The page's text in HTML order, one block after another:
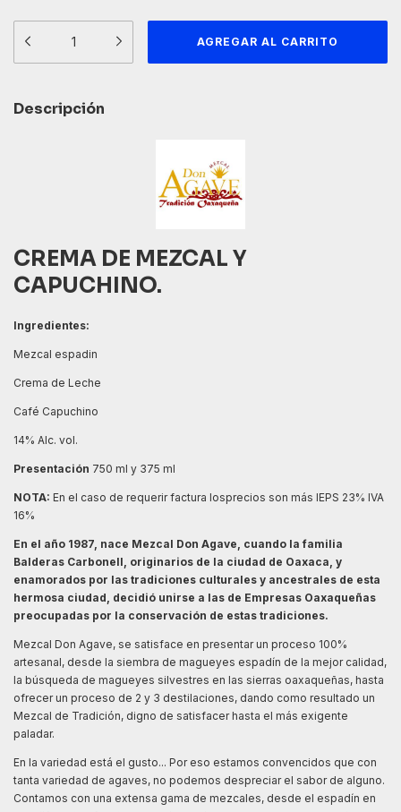
Descripción
CREMA DE MEZCAL Y
CAPUCHINO.
Ingredientes:
Mezcal espadin
Crema de Leche
Café Capuchino
14% Alc. vol.
Presentación 750 ml y 375 ml
NOTA: En el caso de requerir factura losprecios son más IEPS 23% IVA
16%
En el año 1987, nace Mezcal Don Agave, cuando la familia
Balderas Carbonell, originarios de la ciudad de Oaxaca, y
enamorados por las tradiciones culturales y ancestrales de esta
hermosa ciudad, decidió unirse a las de Empresas Oaxaqueñas
preocupadas por la conservación de estas tradiciones.
Mezcal Don Agave, se satisface en presentar un proceso 100%
artesanal, desde la siembra de magueyes espadín de la mejor calidad,
la búsqueda de magueyes silvestres en las sierras oaxaqueñas, hasta
ofrecer un proceso de 2 y 3 destilaciones, dando como resultado un
Mezcal de Tradición, digno de satisfacer hasta el más exigente
paladar.
En la variedad está el gusto... Por eso estamos convencidos que con
tanta variedad de agaves, no podemos despreciar el sabor de alguno.
Contamos con una extensa gama de mezcales, desde el espadín en